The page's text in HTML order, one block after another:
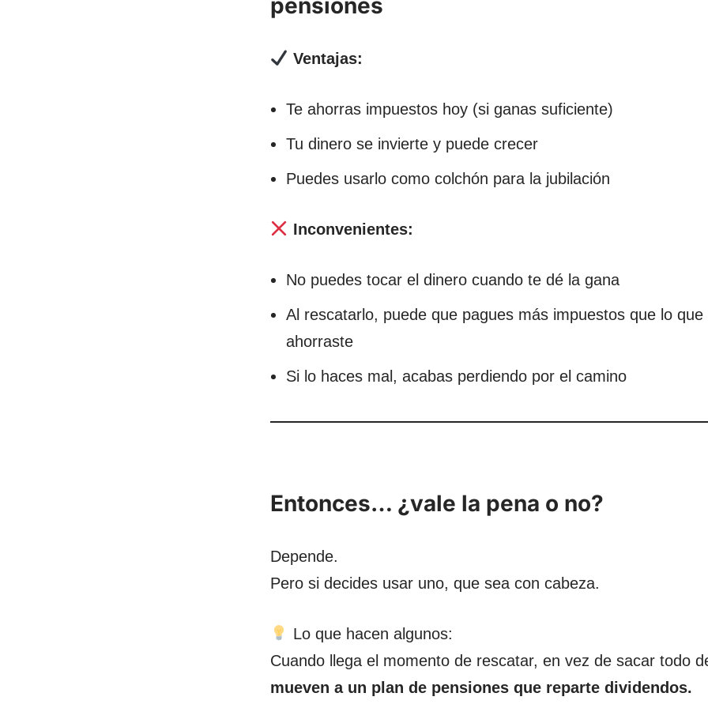
pensiones
Ventajas:
Te ahorras impuestos hoy (si ganas suficiente)
Tu dinero se invierte y puede crecer
Puedes usarlo como colchón para la jubilación
Inconvenientes:
No puedes tocar el dinero cuando te dé la gana
Al rescatarlo, puede que pagues más impuestos que lo que
ahorraste
Si lo haces mal, acabas perdiendo por el camino
Entonces… ¿vale la pena o no?
Depende.
Pero si decides usar uno, que sea con cabeza.
Lo que hacen algunos:
Cuando llega el momento de rescatar, en vez de sacar todo
mueven a un plan de pensiones que reparte dividendos.